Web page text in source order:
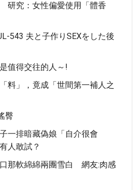
研究：女性偏愛使用「體香
543 夫と子作りSEXをした後
值得交往的人～!
料」，竟成「世間第一補人之
臀
一排暗藏偽娘「自介很會
人敢試？
口那軟綿綿兩團雪白 網友:肉感